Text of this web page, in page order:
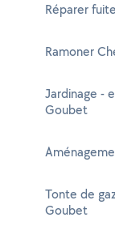
Réparer
Ramoner
Jardinage -
Goubet
Tonte de
Goubet